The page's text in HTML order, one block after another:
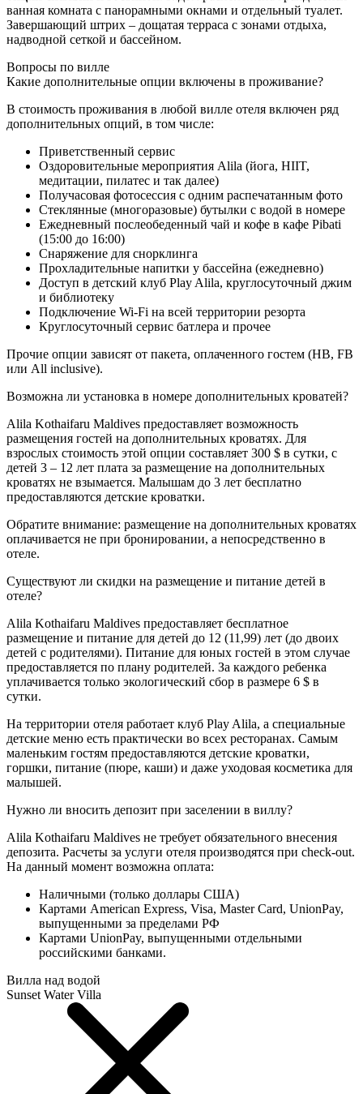
ванная комната с панорамными окнами и отдельный туалет.
Завершающий штрих – дощатая терраса с зонами отдыха,
надводной сеткой и бассейном.
Вопросы по вилле
Какие дополнительные опции включены в проживание?
В стоимость проживания в любой вилле отеля включен ряд
дополнительных опций, в том числе:
Приветственный сервис
Оздоровительные мероприятия Alila (йога, HIIT,
медитации, пилатес и так далее)
Получасовая фотосессия с одним распечатанным фото
Стеклянные (многоразовые) бутылки с водой в номере
Ежедневный послеобеденный чай и кофе в кафе Pibati
(15:00 до 16:00)
Снаряжение для снорклинга
Прохладительные напитки у бассейна (ежедневно)
Доступ в детский клуб Play Alila, круглосуточный джим
и библиотеку
Подключение Wi-Fi на всей территории резорта
Круглосуточный сервис батлера и прочее
Прочие опции зависят от пакета, оплаченного гостем (HB, FB
или All inclusive).
Возможна ли установка в номере дополнительных кроватей?
Alila Kothaifaru Maldives предоставляет возможность
размещения гостей на дополнительных кроватях. Для
взрослых стоимость этой опции составляет 300 $ в сутки, с
детей 3 – 12 лет плата за размещение на дополнительных
кроватях не взымается. Малышам до 3 лет бесплатно
предоставляются детские кроватки.
Обратите внимание: размещение на дополнительных кроватях
оплачивается не при бронировании, а непосредственно в
отеле.
Существуют ли скидки на размещение и питание детей в
отеле?
Alila Kothaifaru Maldives предоставляет бесплатное
размещение и питание для детей до 12 (11,99) лет (до двоих
детей с родителями). Питание для юных гостей в этом случае
предоставляется по плану родителей. За каждого ребенка
уплачивается только экологический сбор в размере 6 $ в
сутки.
На территории отеля работает клуб Play Alila, а специальные
детские меню есть практически во всех ресторанах. Самым
маленьким гостям предоставляются детские кроватки,
горшки, питание (пюре, каши) и даже уходовая косметика для
малышей.
Нужно ли вносить депозит при заселении в виллу?
Alila Kothaifaru Maldives не требует обязательного внесения
депозита. Расчеты за услуги отеля производятся при check-out.
На данный момент возможна оплата:
Наличными (только доллары США)
Картами American Express, Visa, Master Card, UnionPay,
выпущенными за пределами РФ
Картами UnionPay, выпущенными отдельными
российскими банками.
Вилла над водой
Sunset Water Villa